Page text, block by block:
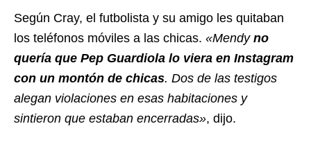
Según Cray, el futbolista y su amigo les quitaban
los teléfonos móviles a las chicas. «Mendy no
quería que Pep Guardiola lo viera en Instagram
con un montón de chicas. Dos de las testigos
alegan violaciones en esas habitaciones y
sintieron que estaban encerradas», dijo.